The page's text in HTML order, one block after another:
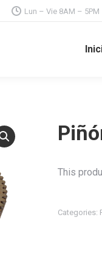
Lun – Vie 8AM – 5PM
This
Categories: